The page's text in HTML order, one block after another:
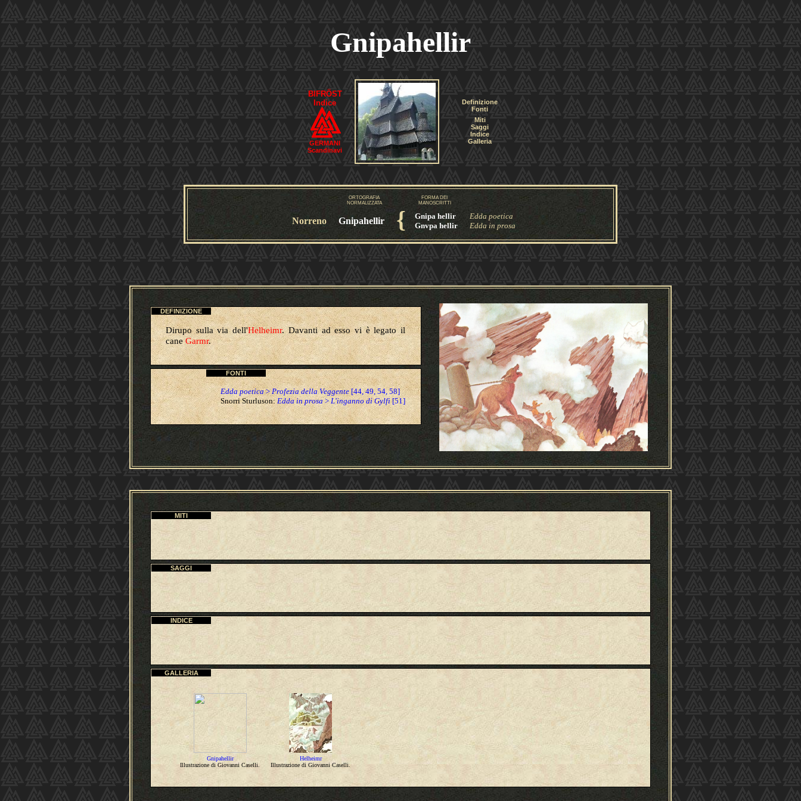
Gnipahellir
BIFRÖST
Indice
GERMANI
Scandinavi
Definizione
Fonti
Miti
Saggi
Indice
Galleria
ORTOGRAFIA
NORMALIZZATA
{
FORMA DEI
MANOSCRITTI
Norreno Gnipahellir
Gnipa hellir
Gnvpa hellir
Edda poetica
Edda in prosa
DEFINIZIONE
Dirupo sulla via dell'Helheimr. Davanti ad esso vi è legato il
caneGarmr.
FONTI
Edda poetica>Profezia della Veggente[44, 49, 54, 58]
Snorri Sturluson:Edda in prosa>L'inganno di Gylfi[51]
MITI
SAGGI
INDICE
GALLERIA
Gnipahellir
Illustrazione di Giovanni Caselli.
Helheimr
Illustrazione di Giovanni Caselli.